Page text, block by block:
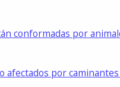
conformadas por
afectados por